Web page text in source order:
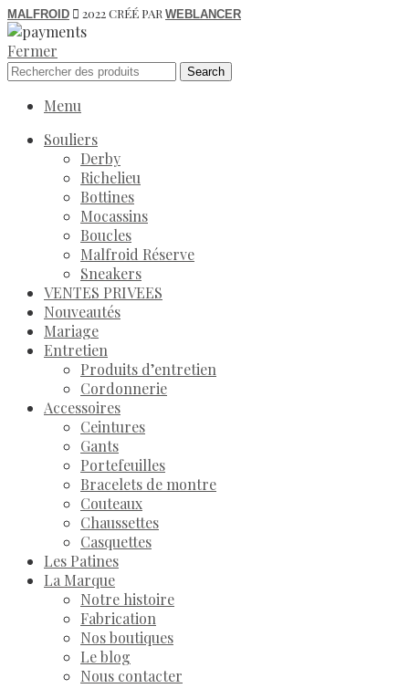
MALFROID 2022 CRÉÉ PAR WEBLANCER
Fermer
Search
Menu
Souliers
Derby
Richelieu
Bottines
Mocassins
Boucles
Malfroid Réserve
Sneakers
VENTES PRIVEES
Nouveautés
Mariage
Entretien
Produits d’entretien
Cordonnerie
Accessoires
Ceintures
Gants
Portefeuilles
Bracelets de montre
Couteaux
Chaussettes
Casquettes
Les Patines
La Marque
Notre histoire
Fabrication
Nos boutiques
Le blog
Nous contacter